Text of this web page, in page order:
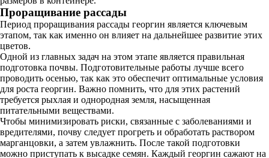
Проращивание рассады
Период проращивания рассады георгин является ключевым
этапом, так как именно он влияет на дальнейшее развитие этих
цветов.
Одной из главных задач на этом этапе является правильная
подготовка почвы. Подготовительные работы лучше всего
проводить осенью, так как это обеспечит оптимальные условия
для роста георгин. Важно помнить, что для этих растений
требуется рыхлая и однородная земля, насыщенная
питательными веществами.
Чтобы минимизировать риски, связанные с заболеваниями и
вредителями, почву следует прогреть и обработать раствором
марганцовки, а затем увлажнить. После такой подготовки
можно приступать к высадке семян. Каждый георгин сажают на